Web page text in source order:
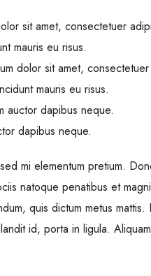
sit amet, consectetuer
mauris eu risus.
dolor sit amet,
mauris eu risus.
auctor dapibus neque.
dapibus neque.
mi elementum pretium.
natoque penatibus et
quis dictum metus
id, porta in ligula.